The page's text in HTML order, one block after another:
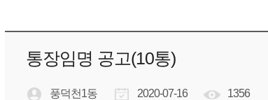
통장임명 공고(10통)
풍덕천1동 2020-07-16 1356